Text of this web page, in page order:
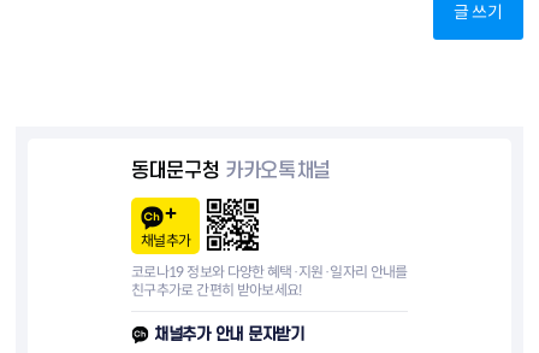
글 쓰기
동대문구청 카카오톡채널
채널추가
코로나19 정보와 다양한 혜택·지원·일자리 안내를
친구추가로 간편히 받아보세요!
채널추가 안내 문자받기